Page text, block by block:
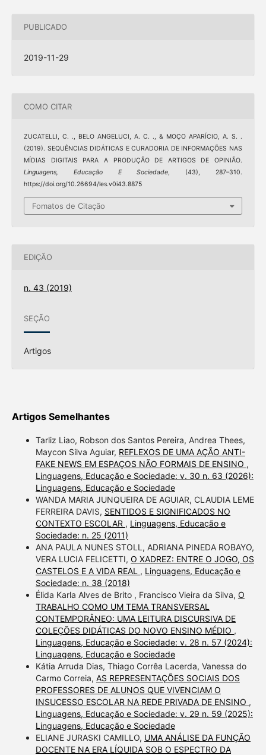
PUBLICADO
2019-11-29
COMO CITAR
ZUCATELLI, C. ., BELO ANGELUCI, A. C. ., & MOÇO APARÍCIO, A. S. .
(2019). SEQUÊNCIAS DIDÁTICAS E CURADORIA DE INFORMAÇÕES NAS
MÍDIAS DIGITAIS PARA A PRODUÇÃO DE ARTIGOS DE OPINIÃO.
Linguagens, Educação E Sociedade, (43), 287–310.
https://doi.org/10.26694/les.v0i43.8875
Fomatos de Citação
EDIÇÃO
n. 43 (2019)
SEÇÃO
Artigos
Artigos Semelhantes
Tarliz Liao, Robson dos Santos Pereira, Andrea Thees,
Maycon Silva Aguiar, REFLEXOS DE UMA AÇÃO ANTI-
FAKE NEWS EM ESPAÇOS NÃO FORMAIS DE ENSINO ,
Linguagens, Educação e Sociedade: v. 30 n. 63 (2026):
Linguagens, Educação e Sociedade
WANDA MARIA JUNQUEIRA DE AGUIAR, CLAUDIA LEME
FERREIRA DAVIS, SENTIDOS E SIGNIFICADOS NO
CONTEXTO ESCOLAR , Linguagens, Educação e
Sociedade: n. 25 (2011)
ANA PAULA NUNES STOLL, ADRIANA PINEDA ROBAYO,
VERA LUCIA FELICETTI, O XADREZ: ENTRE O JOGO, OS
CASTELOS E A VIDA REAL , Linguagens, Educação e
Sociedade: n. 38 (2018)
Élida Karla Alves de Brito , Francisco Vieira da Silva, O
TRABALHO COMO UM TEMA TRANSVERSAL
CONTEMPORÂNEO: UMA LEITURA DISCURSIVA DE
COLEÇÕES DIDÁTICAS DO NOVO ENSINO MÉDIO ,
Linguagens, Educação e Sociedade: v. 28 n. 57 (2024):
Linguagens, Educação e Sociedade
Kátia Arruda Dias, Thiago Corrêa Lacerda, Vanessa do
Carmo Correia, AS REPRESENTAÇÕES SOCIAIS DOS
PROFESSORES DE ALUNOS QUE VIVENCIAM O
INSUCESSO ESCOLAR NA REDE PRIVADA DE ENSINO ,
Linguagens, Educação e Sociedade: v. 29 n. 59 (2025):
Linguagens, Educação e Sociedade
ELIANE JURASKI CAMILLO, UMA ANÁLISE DA FUNÇÃO
DOCENTE NA ERA LÍQUIDA SOB O ESPECTRO DA